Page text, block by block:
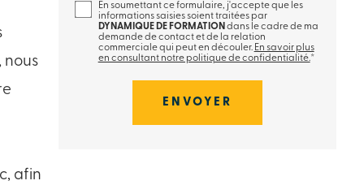
nous
afin
En soumettant ce formulaire, j'accepte que les
informations saisies soient traitées par
DYNAMIQUE DE FORMATION dans le cadre de ma
demande de contact et de la relation
commerciale qui peut en découler. En savoir plus
en consultant notre politique de confidentialité.*